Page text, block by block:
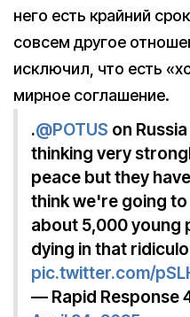
него есть крайний
совсем другое
исключил, что есть
мирное соглашение.
.@POTUS on
thinking very
peace but they
think we're going
about 5,000 young
dying in that
pic.twitter.com/
— Rapid Response